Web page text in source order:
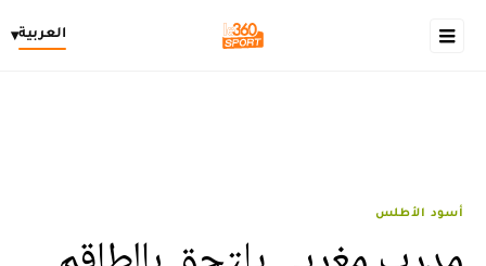
العربية▾
أسود الأطلس